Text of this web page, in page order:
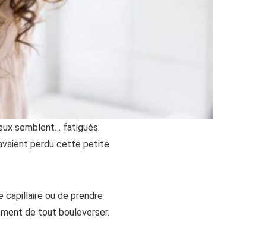
semblent… fatigués.
perdu cette petite
ou de prendre
de tout bouleverser.